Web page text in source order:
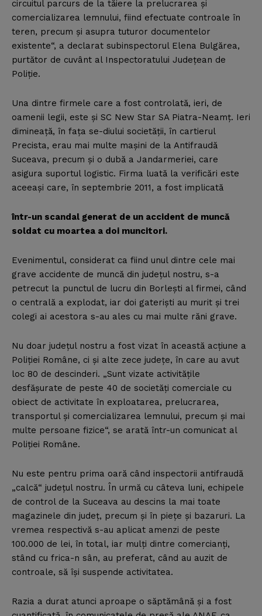
circuitul parcurs de la tăiere la prelucrarea şi
comercializarea lemnului, fiind efectuate controale în
teren, precum şi asupra tuturor documentelor
existente“, a declarat subinspectorul Elena Bulgărea,
purtător de cuvânt al Inspectoratului Judeţean de
Poliţie.
Una dintre firmele care a fost controlată, ieri, de
oamenii legii, este şi SC New Star SA Piatra-Neamţ. Ieri
dimineaţă, în faţa se-diului societăţii, în cartierul
Precista, erau mai multe maşini de la Antifraudă
Suceava, precum şi o dubă a Jandarmeriei, care
asigura suportul logistic. Firma luată la verificări este
aceeaşi care, în septembrie 2011, a fost implicată
într-un scandal generat de un accident de muncă
soldat cu moartea a doi muncitori.
Evenimentul, considerat ca fiind unul dintre cele mai
grave accidente de muncă din judeţul nostru, s-a
petrecut la punctul de lucru din Borleşti al firmei, când
o centrală a explodat, iar doi gaterişti au murit şi trei
colegi ai acestora s-au ales cu mai multe răni grave.
Nu doar judeţul nostru a fost vizat în această acţiune a
Poliţiei Române, ci şi alte zece judeţe, în care au avut
loc 80 de descinderi. „Sunt vizate activităţile
desfăşurate de peste 40 de societăţi comerciale cu
obiect de activitate în exploatarea, prelucrarea,
transportul şi comercializarea lemnului, precum şi mai
multe persoane fizice“, se arată într-un comunicat al
Poliţiei Române.
Nu este pentru prima oară când inspectorii antifraudă
„calcă“ judeţul nostru. În urmă cu câteva luni, echipele
de control de la Suceava au descins la mai toate
magazinele din judeţ, precum şi în pieţe şi bazaruri. La
vremea respectivă s-au aplicat amenzi de peste
100.000 de lei, în total, iar mulţi dintre comercianţi,
stând cu frica-n sân, au preferat, când au auzit de
controale, să îşi suspende activitatea.
Razia a durat atunci aproape o săptămână şi a fost